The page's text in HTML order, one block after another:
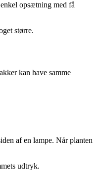
opsætning med få
større.
kan have samme
af en lampe. Når planten
udtryk.